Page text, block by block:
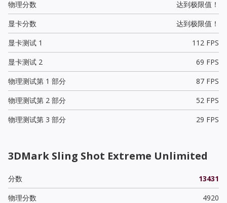
物理分数
达到极限值！
显卡分数
达到极限值！
显卡测试 1
112 FPS
显卡测试 2
69 FPS
物理测试第 1 部分
87 FPS
物理测试第 2 部分
52 FPS
物理测试第 3 部分
29 FPS
3DMark Sling Shot Extreme Unlimited
分数
13431
物理分数
4920